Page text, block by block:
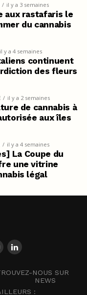
il y a 3 semaines
aux rastafaris le
du cannabis
il y a 4 semaines
continuent
des fleurs
il y a 2 semaines
de cannabis à
aux îles
il y a 4 semaines
La Coupe du
une vitrine
légal
NOUS SUR
NEWS
: